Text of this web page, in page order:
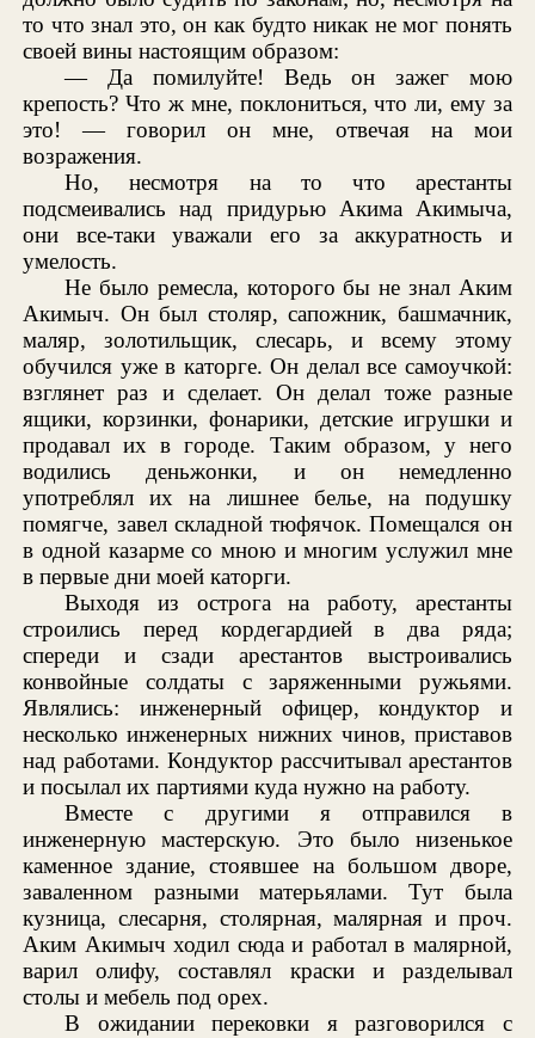
то что знал это, он как будто никак не мог понять
своей вины настоящим образом:
— Да помилуйте! Ведь он зажег мою
крепость? Что ж мне, поклониться, что ли, ему за
это! — говорил он мне, отвечая на мои
возражения.
Но, несмотря на то что арестанты
подсмеивались над придурью Акима Акимыча,
они все-таки уважали его за аккуратность и
умелость.
Не было ремесла, которого бы не знал Аким
Акимыч. Он был столяр, сапожник, башмачник,
маляр, золотильщик, слесарь, и всему этому
обучился уже в каторге. Он делал все самоучкой:
взглянет раз и сделает. Он делал тоже разные
ящики, корзинки, фонарики, детские игрушки и
продавал их в городе. Таким образом, у него
водились деньжонки, и он немедленно
употреблял их на лишнее белье, на подушку
помягче, завел складной тюфячок. Помещался он
в одной казарме со мною и многим услужил мне
в первые дни моей каторги.
Выходя из острога на работу, арестанты
строились перед кордегардией в два ряда;
спереди и сзади арестантов выстроивались
конвойные солдаты с заряженными ружьями.
Являлись: инженерный офицер, кондуктор и
несколько инженерных нижних чинов, приставов
над работами. Кондуктор рассчитывал арестантов
и посылал их партиями куда нужно на работу.
Вместе с другими я отправился в
инженерную мастерскую. Это было низенькое
каменное здание, стоявшее на большом дворе,
заваленном разными матерьялами. Тут была
кузница, слесарня, столярная, малярная и проч.
Аким Акимыч ходил сюда и работал в малярной,
варил олифу, составлял краски и разделывал
столы и мебель под орех.
В ожидании перековки я разговорился с